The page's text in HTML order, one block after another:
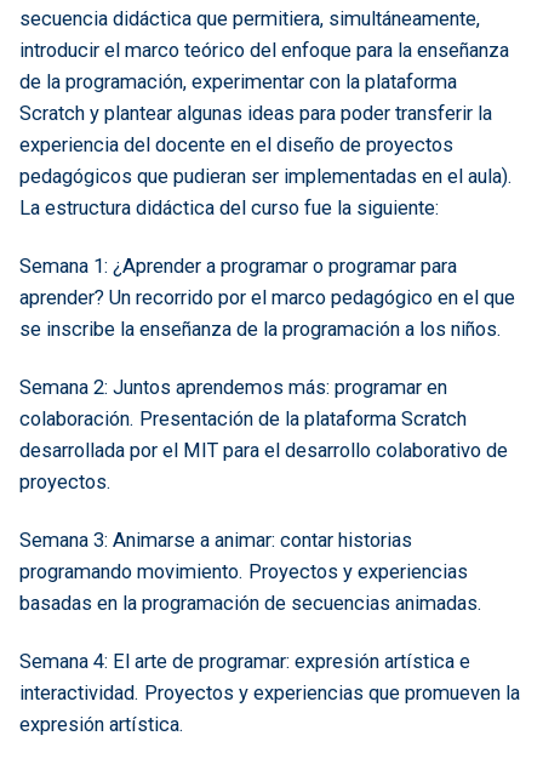
secuencia didáctica que permitiera, simultáneamente,
introducir el marco teórico del enfoque para la enseñanza
de la programación, experimentar con la plataforma
Scratch y plantear algunas ideas para poder transferir la
experiencia del docente en el diseño de proyectos
pedagógicos que pudieran ser implementadas en el aula).
La estructura didáctica del curso fue la siguiente:
Semana 1: ¿Aprender a programar o programar para
aprender? Un recorrido por el marco pedagógico en el que
se inscribe la enseñanza de la programación a los niños.
Semana 2: Juntos aprendemos más: programar en
colaboración. Presentación de la plataforma Scratch
desarrollada por el MIT para el desarrollo colaborativo de
proyectos.
Semana 3: Animarse a animar: contar historias
programando movimiento. Proyectos y experiencias
basadas en la programación de secuencias animadas.
Semana 4: El arte de programar: expresión artística e
interactividad. Proyectos y experiencias que promueven la
expresión artística.